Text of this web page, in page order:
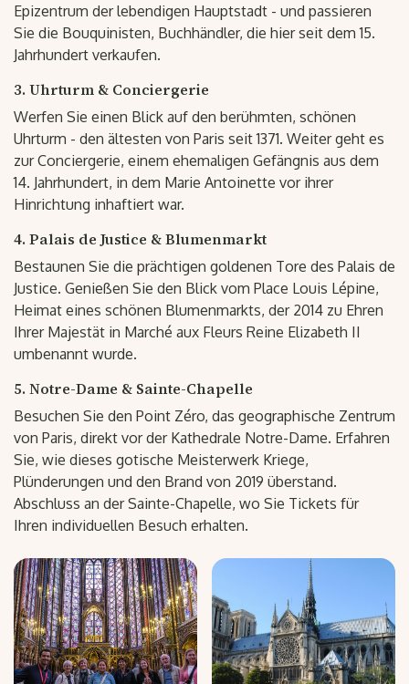
Epizentrum der lebendigen Hauptstadt - und passieren
Sie die Bouquinisten, Buchhändler, die hier seit dem 15.
Jahrhundert verkaufen.
3. Uhrturm & Conciergerie
Werfen Sie einen Blick auf den berühmten, schönen
Uhrturm - den ältesten von Paris seit 1371. Weiter geht es
zur Conciergerie, einem ehemaligen Gefängnis aus dem
14. Jahrhundert, in dem Marie Antoinette vor ihrer
Hinrichtung inhaftiert war.
4. Palais de Justice & Blumenmarkt
Bestaunen Sie die prächtigen goldenen Tore des Palais de
Justice. Genießen Sie den Blick vom Place Louis Lépine,
Heimat eines schönen Blumenmarkts, der 2014 zu Ehren
Ihrer Majestät in Marché aux Fleurs Reine Elizabeth II
umbenannt wurde.
5. Notre-Dame & Sainte-Chapelle
Besuchen Sie den Point Zéro, das geographische Zentrum
von Paris, direkt vor der Kathedrale Notre-Dame. Erfahren
Sie, wie dieses gotische Meisterwerk Kriege,
Plünderungen und den Brand von 2019 überstand.
Abschluss an der Sainte-Chapelle, wo Sie Tickets für
Ihren individuellen Besuch erhalten.